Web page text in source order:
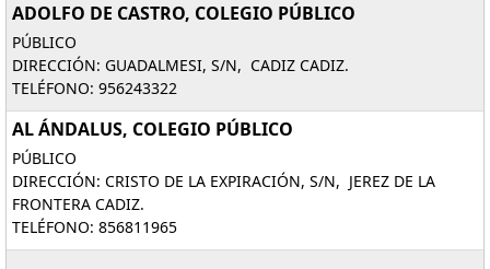
ADOLFO DE CASTRO, COLEGIO PÚBLICO
PÚBLICO
DIRECCIÓN: GUADALMESI, S/N, CADIZ CADIZ.
TELÉFONO: 956243322
AL ÁNDALUS, COLEGIO PÚBLICO
PÚBLICO
DIRECCIÓN: CRISTO DE LA EXPIRACIÓN, S/N, JEREZ DE LA
FRONTERA CADIZ.
TELÉFONO: 856811965